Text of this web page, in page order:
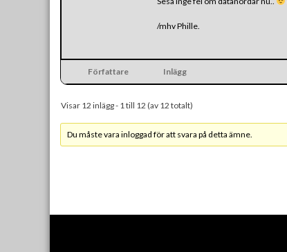
/mhv Phille.
Författare Inlägg
Visar 12 inlägg - 1 till 12 (av 12 totalt)
Du måste vara inloggad för att svara på detta ämne.